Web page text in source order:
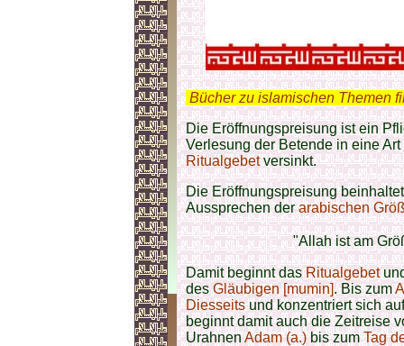
Bücher zu islamischen Themen
Die Eröffnungspreisung ist ein
Verlesung der Betende in eine Art
Ritualgebetversinkt.
Die Eröffnungspreisung
Aussprechen derarabischen
"Allah ist am
Damit beginnt dasRitualgebet
desGläubigen [mumin]. Bis zum
Diesseitsund konzentriert sich
beginnt damit auch die Zeitreise
UrahnenAdam (a.)bis zumTag